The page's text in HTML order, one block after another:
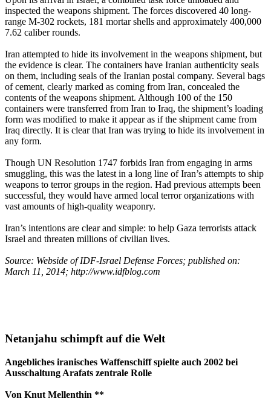
inspected the weapons shipment. The forces discovered 40 long-
range M-302 rockets, 181 mortar shells and approximately 400,000
7.62 caliber rounds.
Iran attempted to hide its involvement in the weapons shipment, but
the evidence is clear. The containers have Iranian authenticity seals
on them, including seals of the Iranian postal company. Several bags
of cement, clearly marked as coming from Iran, concealed the
contents of the weapons shipment. Although 100 of the 150
containers were transferred from Iran to Iraq, the shipment’s loading
form was modified to make it appear as if the shipment came from
Iraq directly. It is clear that Iran was trying to hide its involvement in
any form.
Though UN Resolution 1747 forbids Iran from engaging in arms
smuggling, this was the latest in a long line of Iran’s attempts to ship
weapons to terror groups in the region. Had previous attempts been
successful, they would have armed local terror organizations with
vast amounts of high-quality weaponry.
Iran’s intentions are clear and simple: to help Gaza terrorists attack
Israel and threaten millions of civilian lives.
Source: Webside of IDF-Israel Defense Forces; published on:
March 11, 2014; http://www.idfblog.com
Netanjahu schimpft auf die Welt
Angebliches iranisches Waffenschiff spielte auch 2002 bei
Ausschaltung Arafats zentrale Rolle
Von Knut Mellenthin **